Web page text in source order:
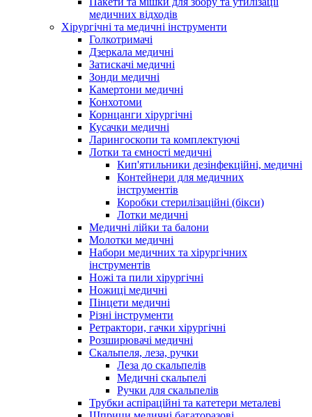
медичних відходів
Хірургічні та медичні інструменти
Голкотримачі
Дзеркала медичні
Затискачі медичні
Зонди медичні
Камертони медичні
Конхотоми
Корнцанги хірургічні
Кусачки медичні
Ларингоскопи та комплектуючі
Лотки та ємності медичні
Кип'ятильники дезінфекційні, медичні
Контейнери для медичних
інструментів
Коробки стерилізаційні (бікси)
Лотки медичні
Медичні лійки та балони
Молотки медичні
Набори медичних та хірургічних
інструментів
Ножі та пили хірургічні
Ножиці медичні
Пінцети медичні
Різні інструменти
Ретрактори, гачки хірургічні
Розширювачі медичні
Скальпеля, леза, ручки
Леза до скальпелів
Медичні скальпелі
Ручки для скальпелів
Трубки аспіраційні та катетери металеві